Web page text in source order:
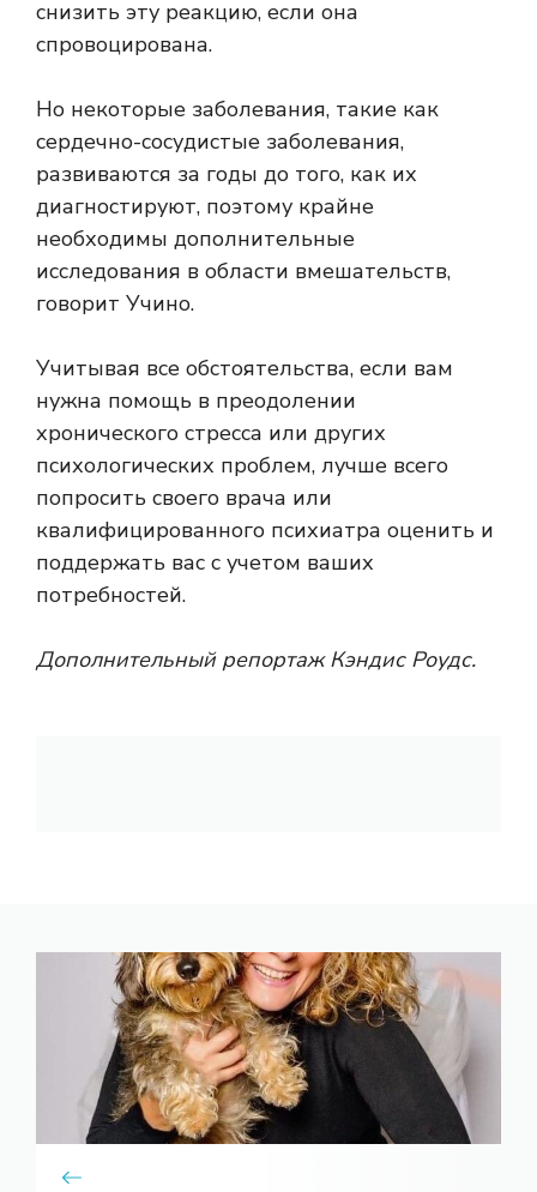
снизить эту реакцию, если она
спровоцирована.
Но некоторые заболевания, такие как
сердечно-сосудистые заболевания,
развиваются за годы до того, как их
диагностируют, поэтому крайне
необходимы дополнительные
исследования в области вмешательств,
говорит Учино.
Учитывая все обстоятельства, если вам
нужна помощь в преодолении
хронического стресса или других
психологических проблем, лучше всего
попросить своего врача или
квалифицированного психиатра оценить и
поддержать вас с учетом ваших
потребностей.
Дополнительный репортаж Кэндис Роудс.